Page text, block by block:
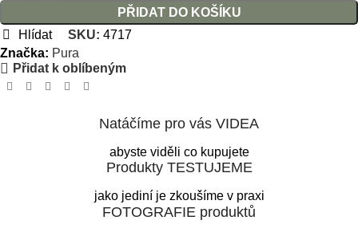
PŘIDAT DO KOŠÍKU
Hlídat
SKU:4717
Značka: Pura
Přidat k oblíbeným
Natáčíme pro vás VIDEA
abyste viděli co kupujete
Produkty TESTUJEME
jako jediní je zkoušíme v praxi
FOTOGRAFIE produktů